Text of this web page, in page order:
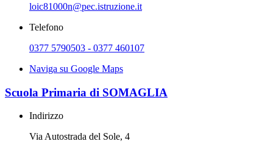
loic81000n@pec.istruzione.it
Telefono
0377 5790503 - 0377 460107
Naviga su Google Maps
Scuola Primaria di SOMAGLIA
Indirizzo
Via Autostrada del Sole, 4